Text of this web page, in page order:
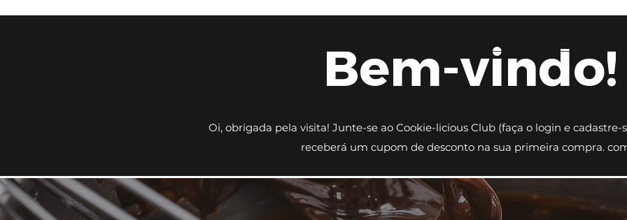
Envios para toda a península a partir de
Bem-vindo!
Oi, obrigada pela visita! Junte-se ao Cookie-licious Club (faça o login e cadastre-
receberá um cupom de desconto na sua primeira compra.